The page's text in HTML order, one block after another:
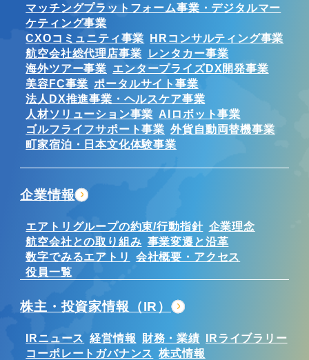
マッチングプラットフォーム事業・デジタルマー
ケティング事業
CXOコミュニティ事業 HRコンサルティング事業
航空会社総代理店事業
レンタカー事業
海外ツアー事業 エンタープライズDX開発事業
美容FC事業 ポータルサイト事業
法人DX推進事業・ヘルスケア事業
人材ソリューション事業 AIロボット事業
ゴルフライフサポート事業 外貨自動両替機事業
町家宿泊・日本文化体験事業
企業情報
エアトリグループの約束/行動指針 企業理念
航空会社との取り組み 事業変遷と沿革
数字でみるエアトリ
会社概要・アクセス
役員一覧
株主・投資家情報（IR）
IRニュース 経営情報 財務・業績 IRライブラリー
コーポレートガバナンス 株式情報